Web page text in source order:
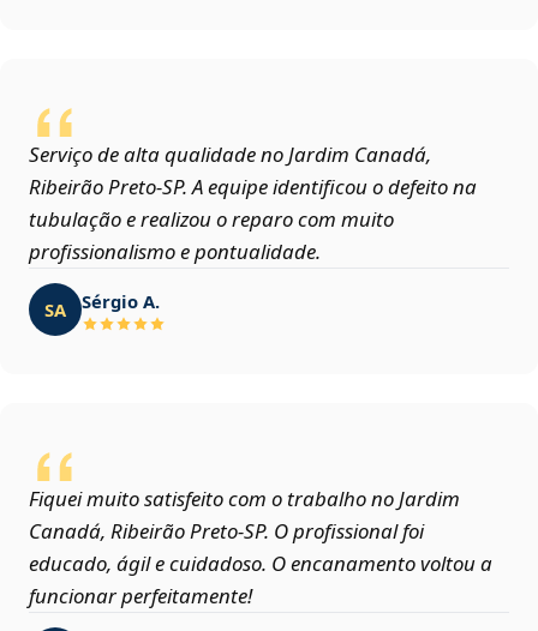
Serviço de alta qualidade no Jardim Canadá,
Ribeirão Preto‑SP. A equipe identificou o defeito na
tubulação e realizou o reparo com muito
profissionalismo e pontualidade.
SA Sérgio A.
Fiquei muito satisfeito com o trabalho no Jardim
Canadá, Ribeirão Preto‑SP. O profissional foi
educado, ágil e cuidadoso. O encanamento voltou a
funcionar perfeitamente!